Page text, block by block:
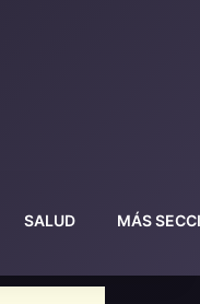
SALUD MÁS